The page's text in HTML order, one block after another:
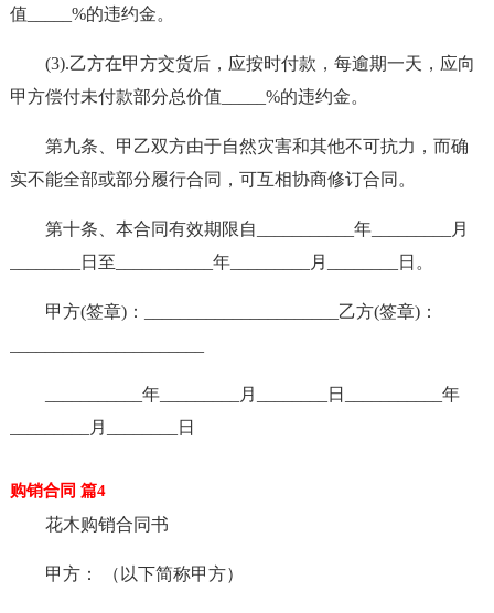
值_____%的违约金。
(3).乙方在甲方交货后，应按时付款，每逾期一天，应向
甲方偿付未付款部分总价值_____%的违约金。
第九条、甲乙双方由于自然灾害和其他不可抗力，而确
实不能全部或部分履行合同，可互相协商修订合同。
第十条、本合同有效期限自___________年_________月
________日至___________年_________月________日。
甲方(签章)：______________________乙方(签章)：
___________年_________月________日___________年
_________月________日
购销合同 篇4
花木购销合同书
甲方： （以下简称甲方）